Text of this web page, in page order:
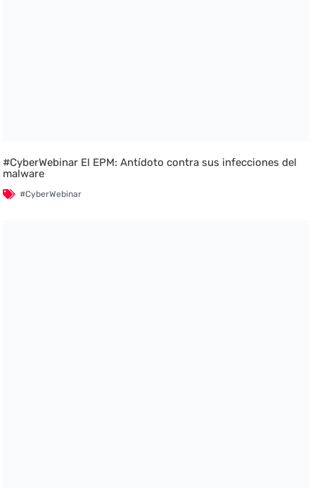
#CyberWebinar El EPM: Antídoto contra sus infecciones del
malware
#CyberWebinar